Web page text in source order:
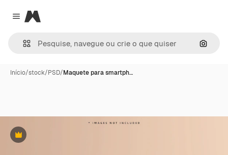
Close menu
Magnific
Início/stock/PSD/Maquete para smartph…
Premium